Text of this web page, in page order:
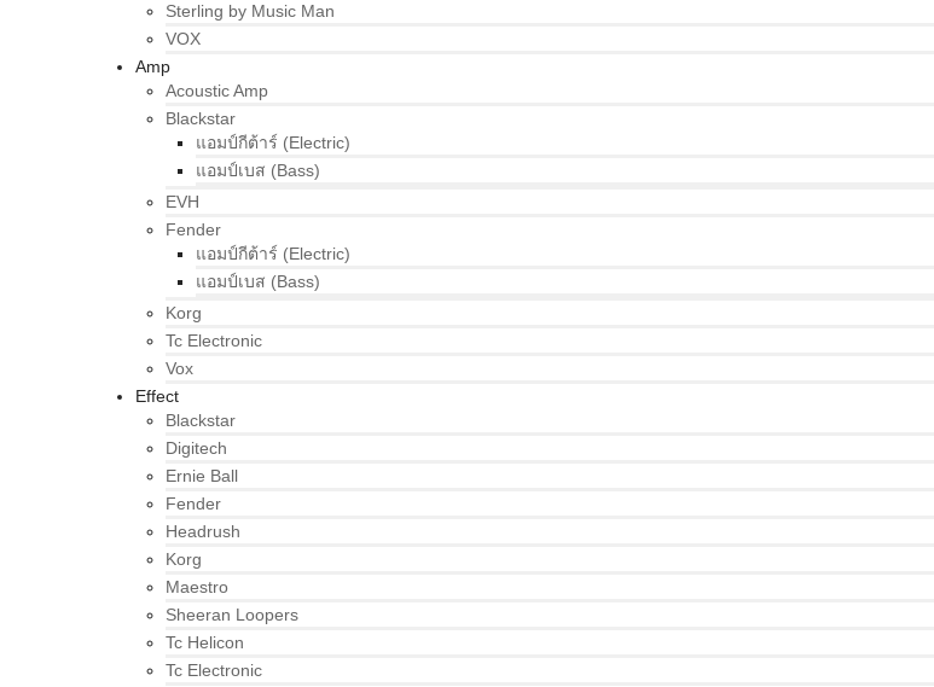
Sterling by Music Man
VOX
Amp
Acoustic Amp
Blackstar
แอมป์กีต้าร์ (Electric)
แอมป์เบส (Bass)
EVH
Fender
แอมป์กีต้าร์ (Electric)
แอมป์เบส (Bass)
Korg
Tc Electronic
Vox
Effect
Blackstar
Digitech
Ernie Ball
Fender
Headrush
Korg
Maestro
Sheeran Loopers
Tc Helicon
Tc Electronic